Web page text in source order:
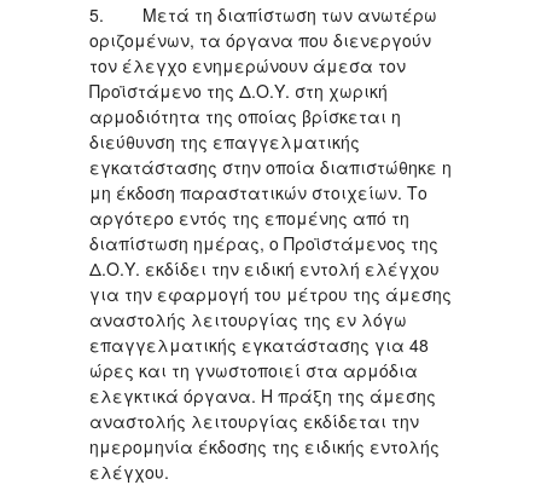
5. Μετά τη διαπίστωση των ανωτέρω
οριζομένων, τα όργανα που διενεργούν
τον έλεγχο ενημερώνουν άμεσα τον
Προϊστάμενο της Δ.Ο.Υ. στη χωρική
αρμοδιότητα της οποίας βρίσκεται η
διεύθυνση της επαγγελματικής
εγκατάστασης στην οποία διαπιστώθηκε η
μη έκδοση παραστατικών στοιχείων. Το
αργότερο εντός της επομένης από τη
διαπίστωση ημέρας, ο Προϊστάμενος της
Δ.Ο.Υ. εκδίδει την ειδική εντολή ελέγχου
για την εφαρμογή του μέτρου της άμεσης
αναστολής λειτουργίας της εν λόγω
επαγγελματικής εγκατάστασης για 48
ώρες και τη γνωστοποιεί στα αρμόδια
ελεγκτικά όργανα. Η πράξη της άμεσης
αναστολής λειτουργίας εκδίδεται την
ημερομηνία έκδοσης της ειδικής εντολής
ελέγχου.